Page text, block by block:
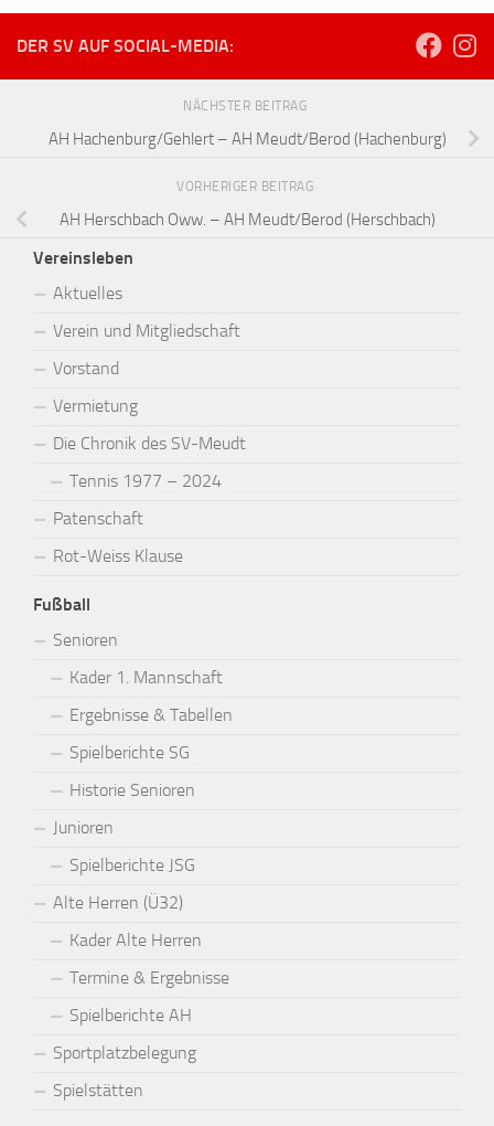
t
a
l
u
N
a
v
i
g
o
n
DER SV AUF SOCIAL-MEDIA:
NÄCHSTER BEITRAG
AH Hachenburg/Gehlert – AH Meudt/Berod (Hachenburg)
VORHERIGER BEITRAG
AH Herschbach Oww. – AH Meudt/Berod (Herschbach)
Vereinsleben
Aktuelles
Verein und Mitgliedschaft
Vorstand
Vermietung
Die Chronik des SV-Meudt
Tennis 1977 – 2024
Patenschaft
Rot-Weiss Klause
Fußball
Senioren
Kader 1. Mannschaft
Ergebnisse & Tabellen
Spielberichte SG
Historie Senioren
Junioren
Spielberichte JSG
Alte Herren (Ü32)
Kader Alte Herren
Termine & Ergebnisse
Spielberichte AH
Sportplatzbelegung
Spielstätten